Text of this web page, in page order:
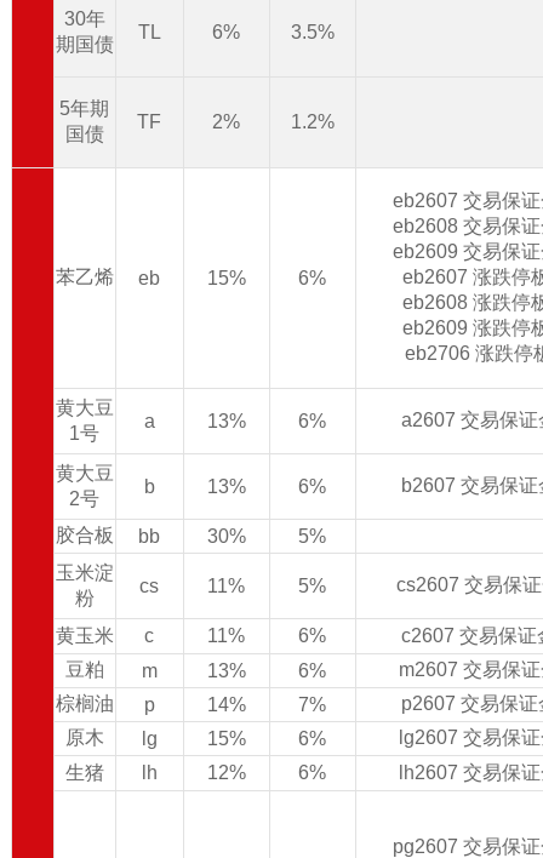
30年
期国债
TL 6% 3.5%
5年期
国债
TF 2% 1.2%
苯乙烯 eb 15% 6%
eb2607 交易保
eb2608 交易保
eb2609 交易保
eb2607 涨跌停
eb2608 涨跌停
eb2609 涨跌停
eb2706 涨跌停
黄大豆
1号
a 13% 6% a2607 交易保
黄大豆
2号
b 13% 6% b2607 交易保
胶合板 bb 30%
5%
玉米淀
粉
cs 11% 5% cs2607 交易保
黄玉米 c 11% 6%
c2607 交易保证
豆粕
m 13% 6%
m2607 交易保
棕榈油
p 14% 7%
p2607 交易保
原木
lg 15% 6%
lg2607 交易保
生猪
lh 12% 6% lh2607 交易保
pg2607 交易保